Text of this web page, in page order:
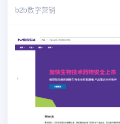
b2b数字营销